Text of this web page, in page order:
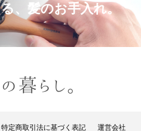
、髪のお手入れ。
特定商取引法に基づく表記 運営会社